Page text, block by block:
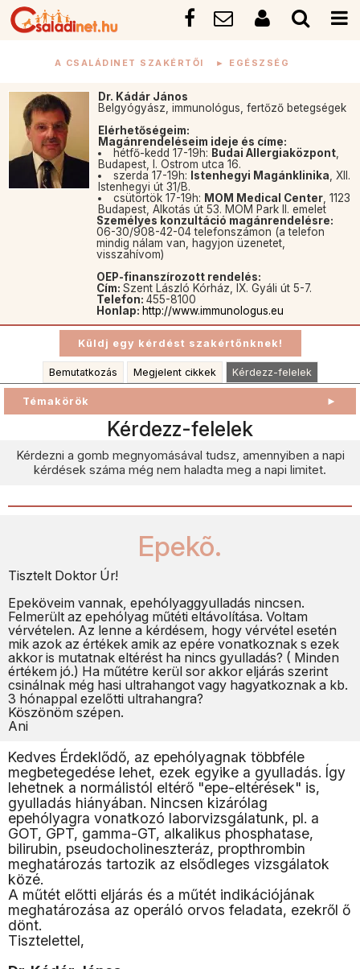
A CSALÁDINET SZAKÉRTŐI ► EGÉSZSÉG
Dr. Kádár János
Belgyógyász, immunológus, fertőző betegségek
Elérhetőségeim:
Magánrendeléseim ideje és címe:
hétfő-kedd 17-19h: Budai Allergiaközpont,
Budapest, I. Ostrom utca 16.
szerda 17-19h:
Istenhegyi Magánklinika , XII.
Istenhegyi út 31/B.
csütörtök 17-19h: MOM Medical Center, 1123
Budapest, Alkotás út 53. MOM Park II. emelet
Személyes konzultáció magánrendelésre:
06-30/908-42-04 telefonszámon (a telefon
mindig nálam van, hagyjon üzenetet,
visszahívom)
OEP-finanszírozott rendelés:
Cím: Szent László Kórház, IX. Gyáli út 5-7.
Telefon: 455-8100
Honlap: http://www.immunologus.eu
Bemutatkozás Megjelent cikkek Kérdezz-felelek
Témakörök ►
Kérdezz-felelek
Kérdezni a gomb megnyomásával tudsz, amennyiben a napi
kérdések száma még nem haladta meg a napi limitet.
Epekõ.
Tisztelt Doktor Úr!
Epeköveim vannak, epehólyaggyulladás nincsen.
Felmerült az epehólyag műtéti eltávolítása. Voltam
vérvételen. Az lenne a kérdésem, hogy vérvétel esetén
mik azok az értékek amik az epére vonatkoznak s ezek
akkor is mutatnak eltérést ha nincs gyulladás? ( Minden
értékem jó.) Ha műtétre kerül sor akkor eljárás szerint
csinálnak még hasi ultrahangot vagy hagyatkoznak a kb.
3 hónappal ezelőtti ultrahangra?
Köszönöm szépen.
Ani
Kedves Érdeklődő, az epehólyagnak többféle
megbetegedése lehet, ezek egyike a gyulladás. Így
lehetnek a normálistól eltérő "epe-eltérések" is,
gyulladás hiányában. Nincsen kizárólag
epehólyagra vonatkozó laborvizsgálatunk, pl. a
GOT, GPT, gamma-GT, alkalikus phosphatase,
bilirubin, pseudocholineszteráz, propthrombin
meghatározás tartozik az elsődleges vizsgálatok
közé.
A műtét előtti eljárás és a műtét indikációjának
meghatározása az operáló orvos feladata, ezekről ő
dönt.
Tisztelettel,